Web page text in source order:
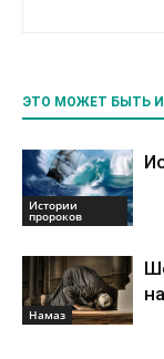
ЭТО МОЖЕТ БЫТЬ
Истории
пророков
Намаз